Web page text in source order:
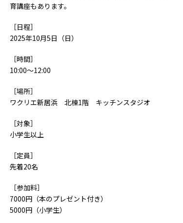
育講座もあります。
［日程］
2025年10月5日（日）
［時間］
10:00～12:00
［場所］
ワクリエ新居浜 北棟1階 キッチンスタジオ
［対象］
小学生以上
［定員］
先着20名
［参加料］
7000円（本のプレゼント付き）
5000円（小学生）